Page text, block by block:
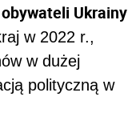
Ukrainy
w 2022 r.,
w dużej
polityczną w